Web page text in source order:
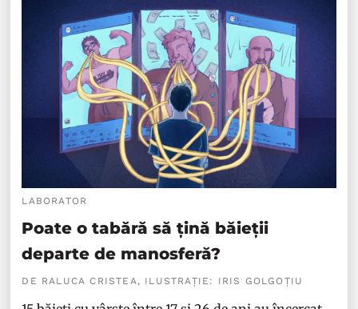
LABORATOR
Poate o tabără să țină băieții
departe de manosferă?
DE RALUCA CRISTEA, ILUSTRAȚIE: IRIS GOLGOȚIU